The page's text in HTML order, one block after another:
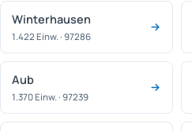
Winterhausen
1.422 Einw. · 97286
Aub
1.370 Einw. · 97239